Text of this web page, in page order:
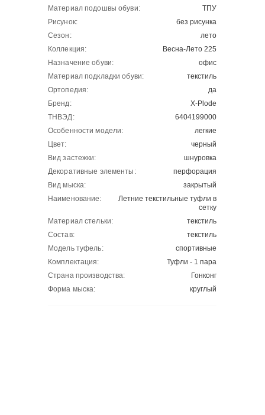
Материал подошвы обуви:
ТПУ
Рисунок:
без рисунка
Сезон:
лето
Коллекция:
Весна-Лето 225
Назначение обуви:
офис
Материал подкладки обуви:
текстиль
Ортопедия:
да
Бренд:
X-Plode
ТНВЭД:
6404199000
Особенности модели:
легкие
Цвет:
черный
Вид застежки:
шнуровка
Декоративные элементы:
перфорация
Вид мыска:
закрытый
Наименование:
Летние текстильные туфли в
сетку
Материал стельки:
текстиль
Состав:
текстиль
Модель туфель:
спортивные
Комплектация:
Туфли - 1 пара
Страна производства:
Гонконг
Форма мыска:
круглый